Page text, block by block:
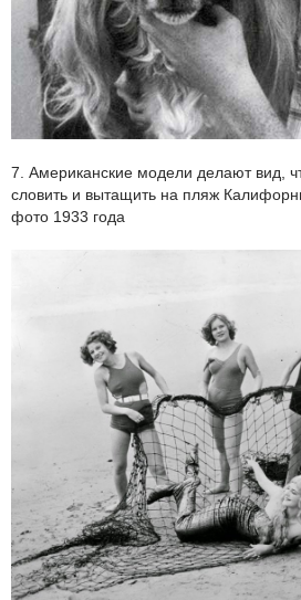
7. Американские модели делают вид,
словить и вытащить на пляж
фото 1933 года